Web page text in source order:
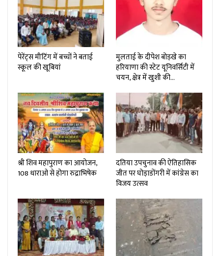
पेरेंट्स मीटिंग में बच्चों ने बताई
स्कूल की खूबियां
मुलताई के दीपेश बोड़खे का
हरियाणा की स्टेट यूनिवर्सिटी में
चयन, क्षेत्र में खुशी की…
श्री शिव महापुराण का आयोजन,
108 धाराओ से होगा रुद्राभिषेक
दतिया उपचुनाव की ऐतिहासिक
जीत पर घोड़ाडोंगरी में कांग्रेस का
विजय उत्सव